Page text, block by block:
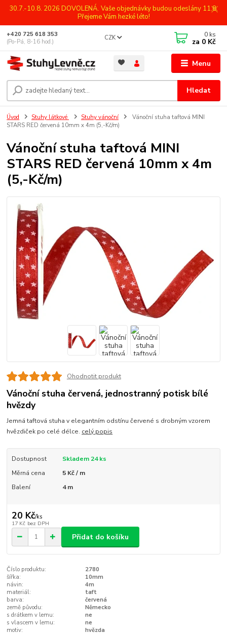
30.7.-10.8. 2026 DOVOLENÁ. Vaše objednávky budou odeslány 11.8.
Přejeme Vám hezké léto!
Menu
CZK
Hledat
+420 725 618 353
(Po-Pá, 8-16 hod.)
0 ks
za 0 Kč
Úvod Stuhy látkové Stuhy vánoční
Vánoční stuha taftová MINI
STARS RED červená 10mm x 4m (5,-Kč/m)
Vánoční stuha taftová MINI
STARS RED červená 10mm x 4m
(5,-Kč/m)
Ohodnotit produkt
Vánoční stuha červená, jednostranný potisk bílé
hvězdy
Jemná taftová stuha v elegantním odstínu červené s drobným vzorem
hvězdiček po celé délce. celý popis
Dostupnost
Skladem 24 ks
Měrná cena
5 Kč / m
Balení
4 m
20 Kč/ks
17 Kč bez DPH
Přidat do košíku
Číslo produktu:
2780
šířka:
10mm
návin:
4m
materiál:
taft
barva:
červená
země původu:
Německo
s drátkem v lemu:
ne
s vlascem v lemu:
ne
motiv:
hvězda